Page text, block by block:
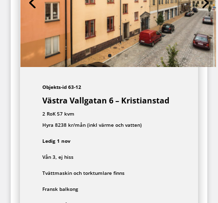
Objekts-id 63-12
Västra Vallgatan 6 – Kristianstad
2 RoK 57 kvm
Hyra 8238 kr/mån (inkl värme och vatten)
Ledig 1 nov
Vån 3, ej hiss
Tvättmaskin och torktumlare finns
Fransk balkong